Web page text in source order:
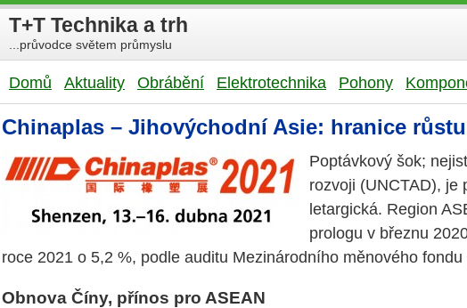
T+T Technika a trh
...průvodce světem průmyslu
Domů Aktuality Obrábění Elektrotechnika Pohony
Chinaplas – Jihovýchodní Asie: hranice
Poptávkový šok;
rozvoji (UNCTAD), je
letargická. Region
prologu v březnu
roce 2021 o 5,2 %, podle auditu Mezinárodního měnového
Obnova Číny, přínos pro ASEAN